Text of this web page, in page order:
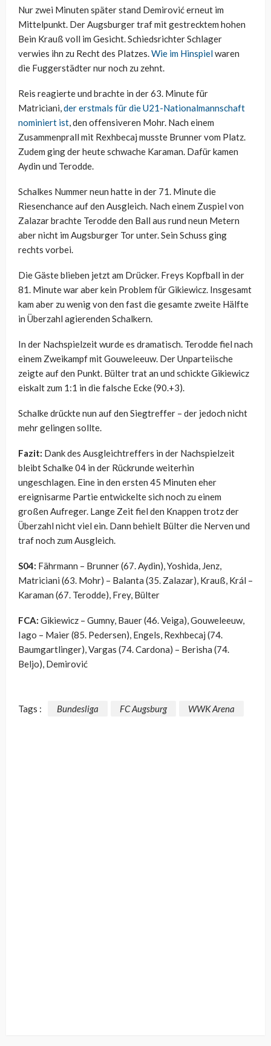
Nur zwei Minuten später stand Demirović erneut im
Mittelpunkt. Der Augsburger traf mit gestrecktem hohen
Bein Krauß voll im Gesicht. Schiedsrichter Schlager
verwies ihn zu Recht des Platzes.Wie im Hinspielwaren
die Fuggerstädter nur noch zu zehnt.
Reis reagierte und brachte in der 63. Minute für
Matriciani,der erstmals für die U21-Nationalmannschaft
nominiert ist, den offensiveren Mohr. Nach einem
Zusammenprall mit Rexhbecaj musste Brunner vom Platz.
Zudem ging der heute schwache Karaman. Dafür kamen
Aydin und Terodde.
Schalkes Nummer neun hatte in der 71. Minute die
Riesenchance auf den Ausgleich. Nach einem Zuspiel von
Zalazar brachte Terodde den Ball aus rund neun Metern
aber nicht im Augsburger Tor unter. Sein Schuss ging
rechts vorbei.
Die Gäste blieben jetzt am Drücker. Freys Kopfball in der
81. Minute war aber kein Problem für Gikiewicz. Insgesamt
kam aber zu wenig von den fast die gesamte zweite Hälfte
in Überzahl agierenden Schalkern.
In der Nachspielzeit wurde es dramatisch. Terodde fiel nach
einem Zweikampf mit Gouweleeuw. Der Unparteiische
zeigte auf den Punkt. Bülter trat an und schickte Gikiewicz
eiskalt zum 1:1 in die falsche Ecke (90.+3).
Schalke drückte nun auf den Siegtreffer – der jedoch nicht
mehr gelingen sollte.
Fazit: Dank des Ausgleichtreffers in der Nachspielzeit
bleibt Schalke 04 in der Rückrunde weiterhin
ungeschlagen. Eine in den ersten 45 Minuten eher
ereignisarme Partie entwickelte sich noch zu einem
großen Aufreger. Lange Zeit fiel den Knappen trotz der
Überzahl nicht viel ein. Dann behielt Bülter die Nerven und
traf noch zum Ausgleich.
S04: Fährmann – Brunner (67. Aydin), Yoshida, Jenz,
Matriciani (63. Mohr) – Balanta (35. Zalazar), Krauß, Král –
Karaman (67. Terodde), Frey, Bülter
FCA: Gikiewicz – Gumny, Bauer (46. Veiga), Gouweleeuw,
Iago – Maier (85. Pedersen), Engels, Rexhbecaj (74.
Baumgartlinger), Vargas (74. Cardona) – Berisha (74.
Beljo), Demirović
Tags : Bundesliga FC Augsburg WWK Arena